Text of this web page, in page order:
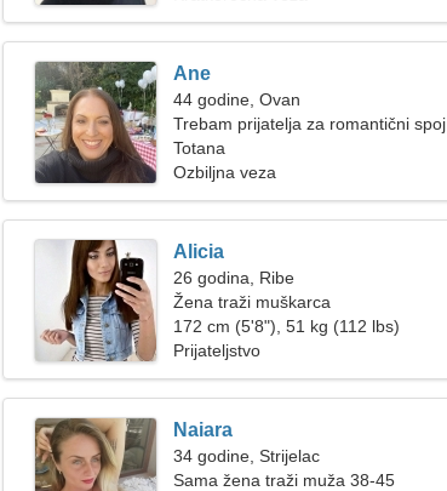
Ane
44 godine, Ovan
Trebam prijatelja za romantični spoj
Totana
Ozbiljna veza
Alicia
26 godina, Ribe
Žena traži muškarca
172 cm (5'8"), 51 kg (112 lbs)
Prijateljstvo
Naiara
34 godine, Strijelac
Sama žena traži muža 38-45